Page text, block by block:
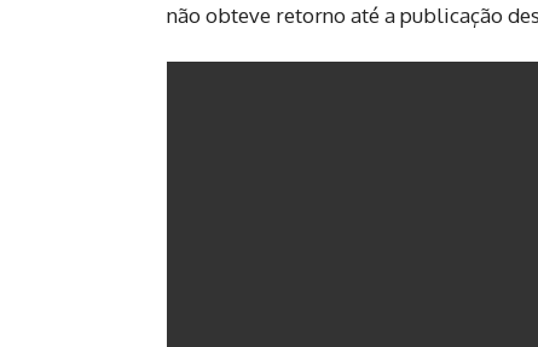
não obteve retorno até a publicação